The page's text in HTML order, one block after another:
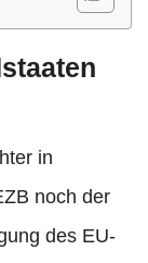
in
noch der
des EU-